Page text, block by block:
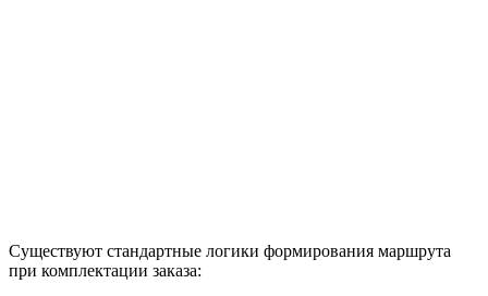
Существуют стандартные логики формирования маршрута
при комплектации заказа: